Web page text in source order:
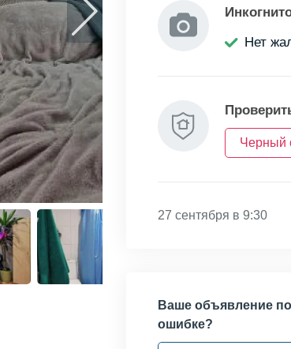
Нет
Черный
27 сентября в 9:30
Ваше объявление
ошибке?